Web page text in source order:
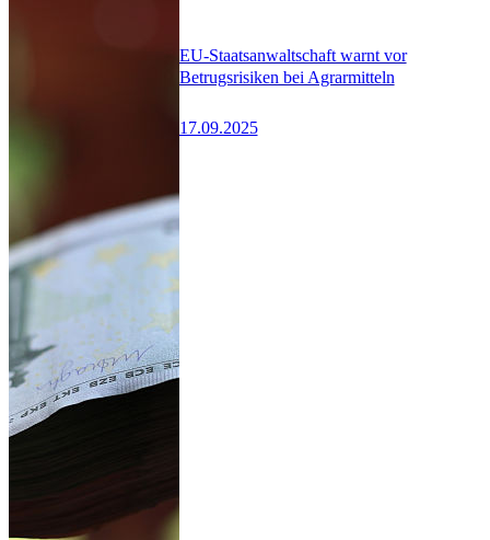
EU-Staatsanwaltschaft warnt vor
Betrugsrisiken bei Agrarmitteln
17.09.2025